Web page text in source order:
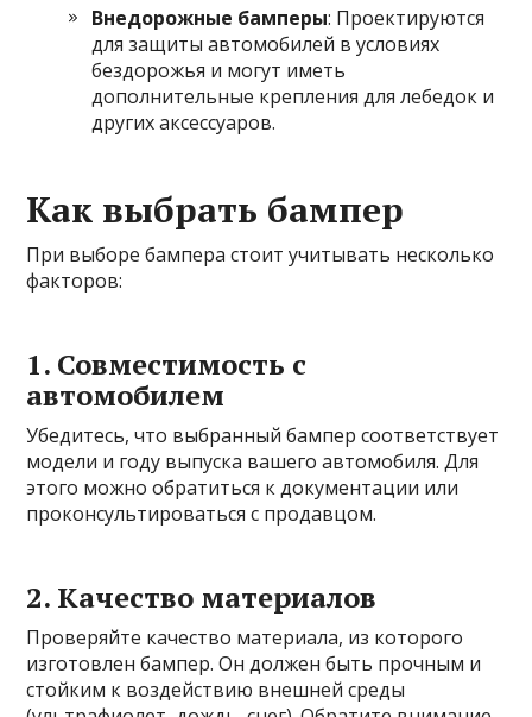
Внедорожные бамперы: Проектируются
для защиты автомобилей в условиях
бездорожья и могут иметь
дополнительные крепления для лебедок и
других аксессуаров.
Как выбрать бампер
При выборе бампера стоит учитывать несколько
факторов:
1. Совместимость с
автомобилем
Убедитесь, что выбранный бампер соответствует
модели и году выпуска вашего автомобиля. Для
этого можно обратиться к документации или
проконсультироваться с продавцом.
2. Качество материалов
Проверяйте качество материала, из которого
изготовлен бампер. Он должен быть прочным и
стойким к воздействию внешней среды